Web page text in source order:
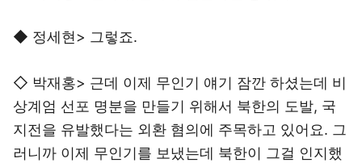
◆ 정세현> 그렇죠.
◇ 박재홍> 근데 이제 무인기 얘기 잠깐 하셨는데 비
상계엄 선포 명분을 만들기 위해서 북한의 도발, 국
지전을 유발했다는 외환 혐의에 주목하고 있어요. 그
러니까 이제 무인기를 보냈는데 북한이 그걸 인지했